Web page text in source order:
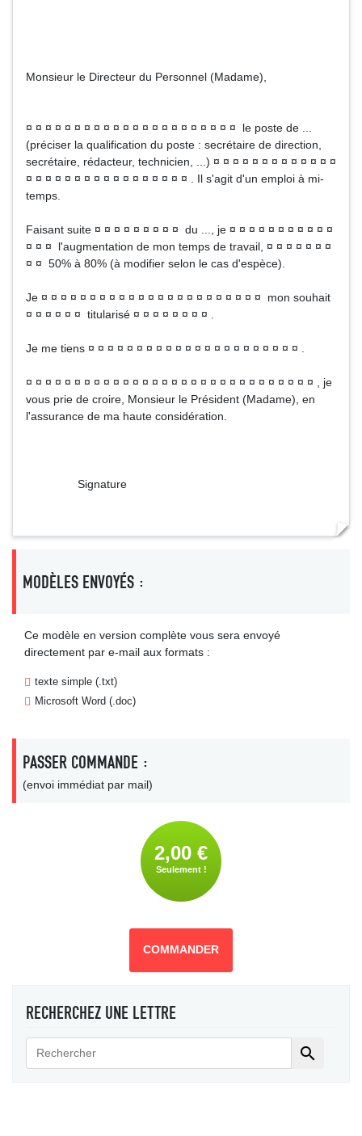
Monsieur le Directeur du Personnel (Madame),
¤ ¤ ¤ ¤ ¤ ¤ ¤ ¤ ¤ ¤ ¤ ¤ ¤ ¤ ¤ ¤ ¤ ¤ ¤ ¤ ¤ ¤ le poste de ...
(préciser la qualification du poste : secrétaire de direction,
secrétaire, rédacteur, technicien, ...) ¤ ¤ ¤ ¤ ¤ ¤ ¤ ¤ ¤ ¤ ¤ ¤ ¤
¤ ¤ ¤ ¤ ¤ ¤ ¤ ¤ ¤ ¤ ¤ ¤ ¤ ¤ ¤ ¤ ¤ . Il s'agit d'un emploi à mi-
temps.
Faisant suite ¤ ¤ ¤ ¤ ¤ ¤ ¤ ¤ ¤ du ..., je ¤ ¤ ¤ ¤ ¤ ¤ ¤ ¤ ¤ ¤ ¤
¤ ¤ ¤ l'augmentation de mon temps de travail, ¤ ¤ ¤ ¤ ¤ ¤ ¤
¤ ¤ 50% à 80% (à modifier selon le cas d'espèce).
Je ¤ ¤ ¤ ¤ ¤ ¤ ¤ ¤ ¤ ¤ ¤ ¤ ¤ ¤ ¤ ¤ ¤ ¤ ¤ ¤ ¤ ¤ ¤ mon souhait
¤ ¤ ¤ ¤ ¤ ¤ titularisé ¤ ¤ ¤ ¤ ¤ ¤ ¤ ¤ .
Je me tiens ¤ ¤ ¤ ¤ ¤ ¤ ¤ ¤ ¤ ¤ ¤ ¤ ¤ ¤ ¤ ¤ ¤ ¤ ¤ ¤ ¤ ¤ .
¤ ¤ ¤ ¤ ¤ ¤ ¤ ¤ ¤ ¤ ¤ ¤ ¤ ¤ ¤ ¤ ¤ ¤ ¤ ¤ ¤ ¤ ¤ ¤ ¤ ¤ ¤ ¤ ¤ ¤ , je
vous prie de croire, Monsieur le Président (Madame), en
l'assurance de ma haute considération.
Signature
MODÈLES ENVOYÉS :
Ce modèle en version complète vous sera envoyé
directement par e-mail aux formats :
texte simple (.txt)
Microsoft Word (.doc)
PASSER COMMANDE :
(envoi immédiat par mail)
2,00 €
Seulement !
COMMANDER
RECHERCHEZ UNE LETTRE
